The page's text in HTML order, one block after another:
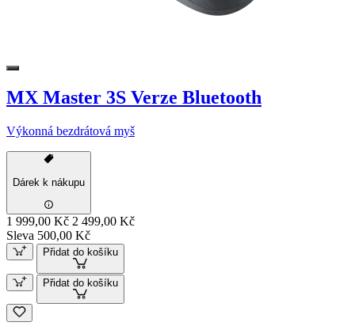
MX Master 3S Verze Bluetooth
Výkonná bezdrátová myš
Dárek k nákupu
1 999,00 Kč 2 499,00 Kč
Sleva 500,00 Kč
Přidat do košíku
Přidat do košíku